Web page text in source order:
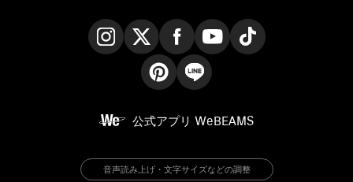
公式アプリ WeBEAMS
音声読み上げ・文字サイズなどの調整